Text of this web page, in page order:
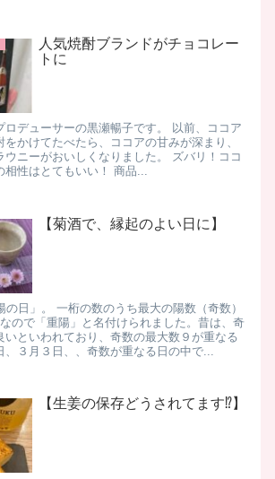
人気焼酎ブランドがチョコレー
トに
ロデューサーの黒瀬暢子です。 以前、ココア
かけてたべたら、ココアの甘みが深まり、
ウニーがおいしくなりました。 ズバリ！ココ
相性はとてもいい！ 商品...
【菊酒で、縁起のよい日に】
の日」。 一桁の数のうち最大の陽数（奇数）
ので「重陽」と名付けられました。昔は、奇
いといわれており、奇数の最大数９が重なる
、３月３日、、奇数が重なる日の中で...
【生姜の保存どうされてます⁉️】